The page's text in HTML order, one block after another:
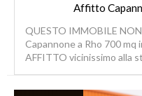
Affitto
QUESTO IMMOBILE NON
Capannone a Rho 700
AFFITTO vicinissimo alla